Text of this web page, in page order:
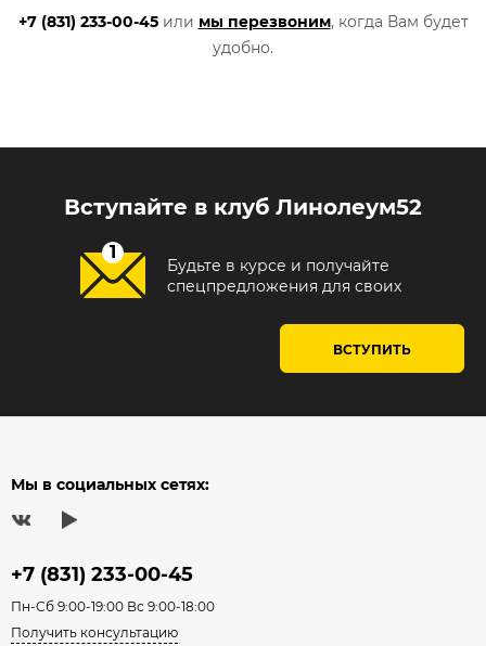
+7 (831) 233-00-45или мы перезвоним, когда Вам будет
удобно.
Вступайте в клуб Линолеум52
Будьте в курсе и получайте
спецпредложения для своих
ВСТУПИТЬ
Мы в социальных сетях:
+7 (831) 233-00-45
Пн-Сб 9:00-19:00 Вс 9:00-18:00
Получить консультацию